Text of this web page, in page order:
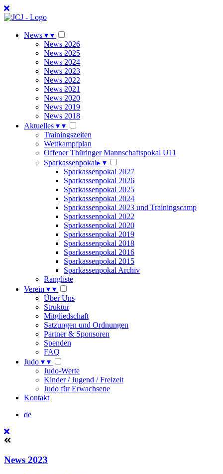
News ▾ ▾
News 2026
News 2025
News 2024
News 2023
News 2022
News 2021
News 2020
News 2019
News 2018
Aktuelles ▾ ▾
Trainingszeiten
Wettkampfplan
Offener Thüringer Mannschaftspokal U11
Sparkassenpokal▸ ▾
Sparkassenpokal 2027
Sparkassenpokal 2026
Sparkassenpokal 2025
Sparkassenpokal 2024
Sparkassenpokal 2023 und Trainingscamp
Sparkassenpokal 2022
Sparkassenpokal 2020
Sparkassenpokal 2019
Sparkassenpokal 2018
Sparkassenpokal 2016
Sparkassenpokal 2015
Sparkassenpokal Archiv
Rangliste
Verein ▾ ▾
Über Uns
Struktur
Mitgliedschaft
Satzungen und Ordnungen
Partner & Sponsoren
Spenden
FAQ
Judo ▾ ▾
Judo-Werte
Kinder / Jugend / Freizeit
Judo für Erwachsene
Kontakt
de
News 2023